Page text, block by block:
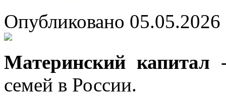
Опубликовано
Материнский капитал
семей в России.